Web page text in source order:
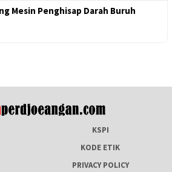
Mesin Penghisap Darah Buruh
KSPI
KODE ETIK
PRIVACY POLICY